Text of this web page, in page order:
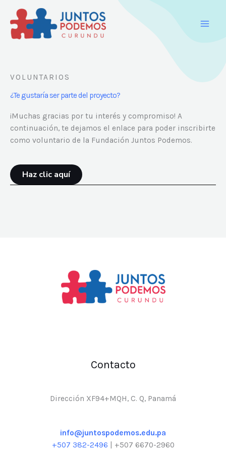
contenido
VOLUNTARIOS
¿Te gustaría ser parte del proyecto?
¡Muchas gracias por tu interés y compromiso! A
continuación, te dejamos el enlace para poder inscribirte
como voluntario de la Fundación Juntos Podemos.
Haz clic aquí
Contacto
Dirección XF94+MQH, C. Q, Panamá
info@juntospodemos.edu.pa
+507 382-2496 | +507 6670-2960